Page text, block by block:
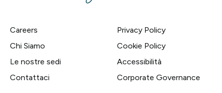
Careers
Chi Siamo
Le nostre sedi
Contattaci
Privacy Policy
Cookie Policy
Accessibilità
Corporate Governance